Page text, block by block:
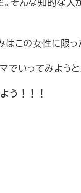
はこの女性に限
でいってみようと
う！！！